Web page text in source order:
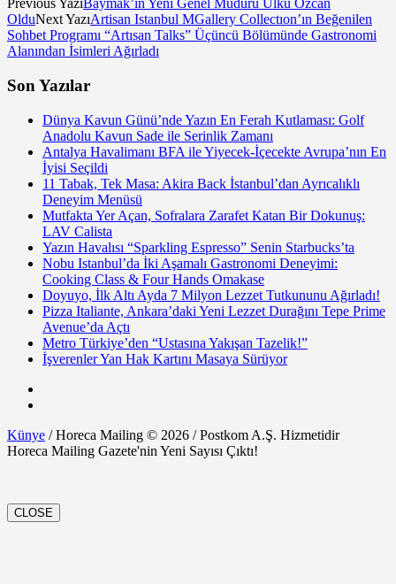
Previous YazıBaymak’ın Yeni Genel Müdürü Ülkü Özcan
OlduNext YazıArtisan Istanbul MGallery Collectıon’ın Beğenilen
Sohbet Programı “Artısan Talks” Üçüncü Bölümünde Gastronomi
Alanından İsimleri Ağırladı
Son Yazılar
Dünya Kavun Günü’nde Yazın En Ferah Kutlaması: Golf
Anadolu Kavun Sade ile Serinlik Zamanı
Antalya Havalimanı BFA ile Yiyecek-İçecekte Avrupa’nın En
İyisi Seçildi
11 Tabak, Tek Masa: Akira Back İstanbul’dan Ayrıcalıklı
Deneyim Menüsü
Mutfakta Yer Açan, Sofralara Zarafet Katan Bir Dokunuş:
LAV Calista
Yazın Havalısı “Sparkling Espresso” Senin Starbucks’ta
Nobu Istanbul’da İki Aşamalı Gastronomi Deneyimi:
Cooking Class & Four Hands Omakase
Doyuyo, İlk Altı Ayda 7 Milyon Lezzet Tutkununu Ağırladı!
Pizza Italiante, Ankara’daki Yeni Lezzet Durağını Tepe Prime
Avenue’da Açtı
Metro Türkiye’den “Ustasına Yakışan Tazelik!”
İşverenler Yan Hak Kartını Masaya Sürüyor
Künye / Horeca Mailing © 2026 / Postkom A.Ş. Hizmetidir
Horeca Mailing Gazete'nin Yeni Sayısı Çıktı!
CLOSE